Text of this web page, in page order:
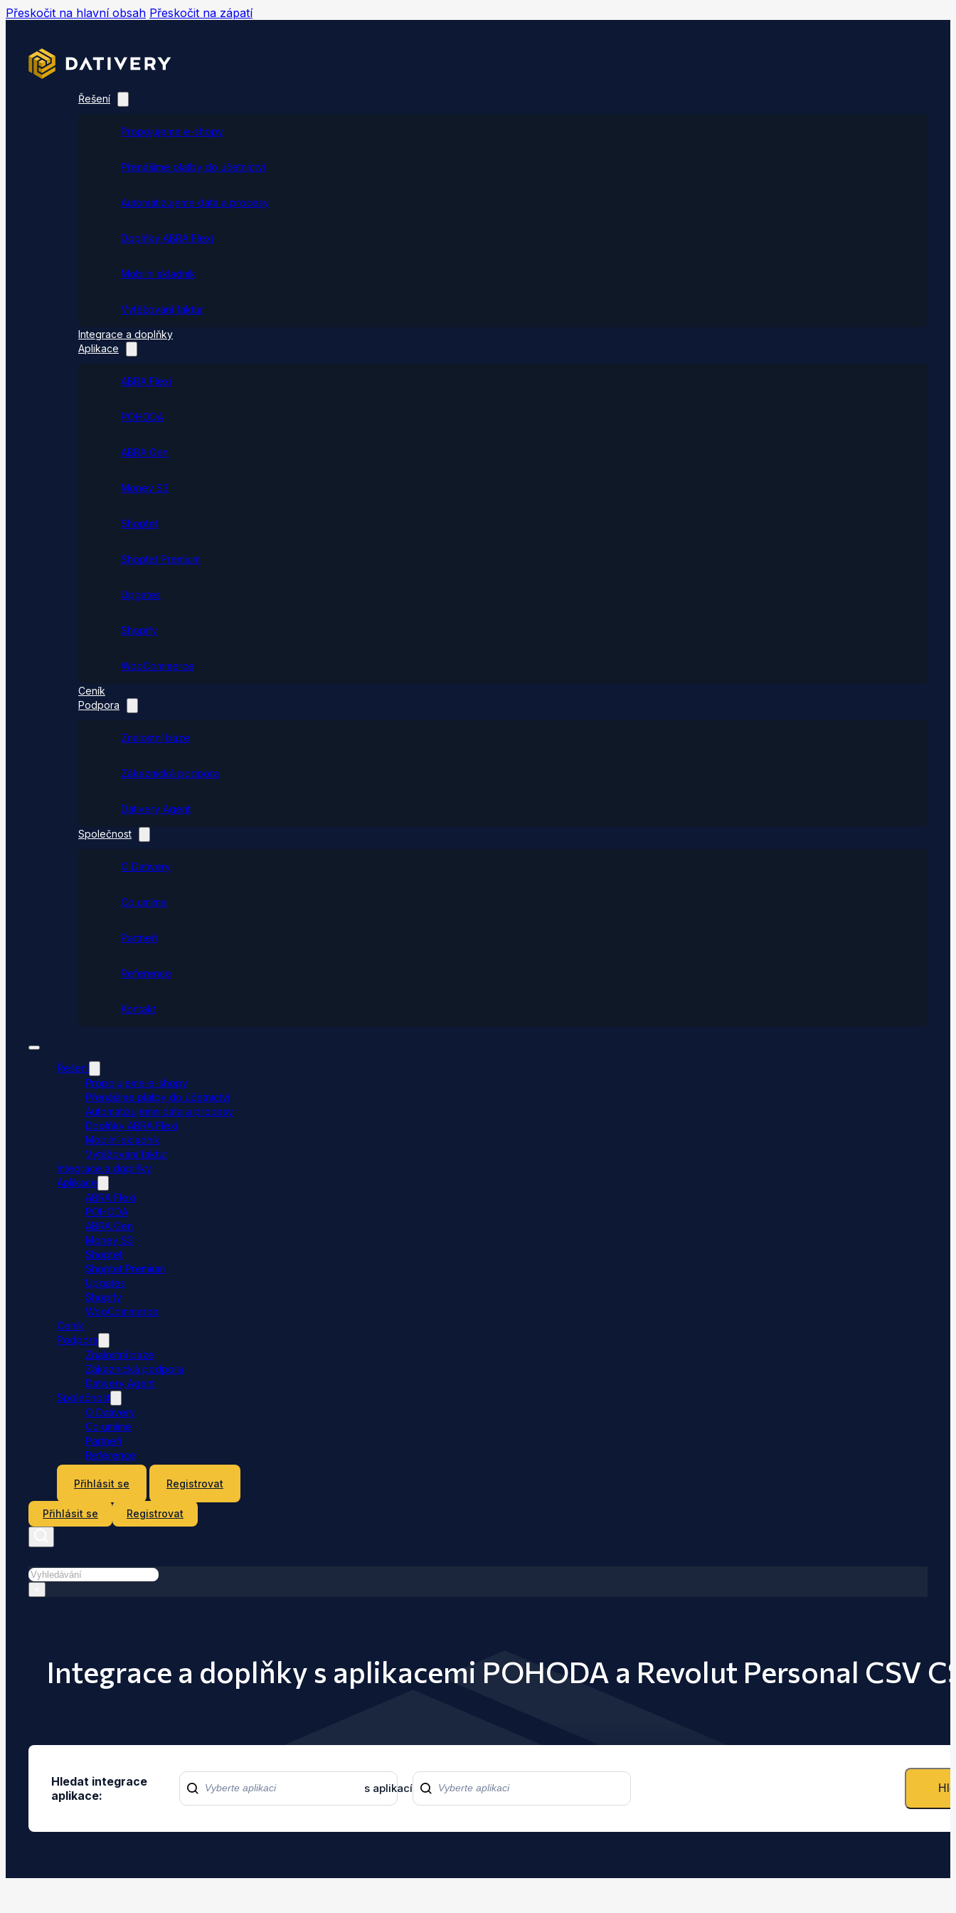
Přeskočit na hlavní obsah Přeskočit na zápatí
Řešení
Propojujeme e-shopy
Přenášíme platby do účetnictví
Automatizujeme data a procesy
Doplňky ABRA Flexi
Mobilní skladník
Vytěžování faktur
Integrace a doplňky
Aplikace
ABRA Flexi
POHODA
ABRA Gen
Money S3
Shoptet
Shoptet Premium
Upgates
Shopify
WooCommerce
Ceník
Podpora
Znalostní báze
Zákaznická podpora
Dativery Agent
Společnost
O Dativery
Co umíme
Partneři
Reference
Kontakt
Řešení
Propojujeme e-shopy
Přenášíme platby do účetnictví
Automatizujeme data a procesy
Doplňky ABRA Flexi
Mobilní skladník
Vytěžování faktur
Integrace a doplňky
Aplikace
ABRA Flexi
POHODA
ABRA Gen
Money S3
Shoptet
Shoptet Premium
Upgates
Shopify
WooCommerce
Ceník
Podpora
Znalostní báze
Zákaznická podpora
Dativery Agent
Společnost
O Dativery
Co umíme
Partneři
Reference
Přihlásit se
Registrovat
Přihlásit se Registrovat
Hledat
Integrace a doplňky s aplikacemi POHODA a Revolut Personal CSV
Hledat integrace
aplikace:
s aplikací